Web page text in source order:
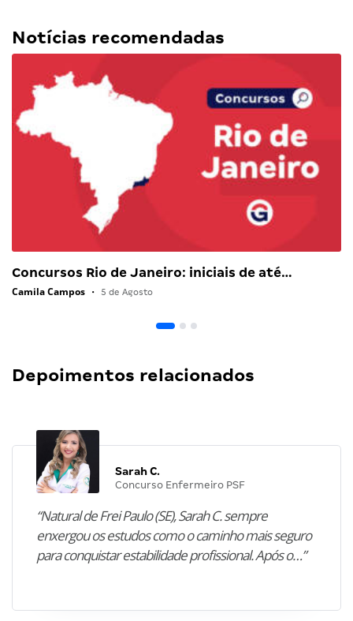
Notícias recomendadas
Concursos Rio de Janeiro: iniciais de até…
Camila Campos • 5 de Agosto
Depoimentos relacionados
Sarah C.
Concurso Enfermeiro PSF
“Natural de Frei Paulo (SE), Sarah C. sempre
enxergou os estudos como o caminho mais seguro
para conquistar estabilidade profissional. Após o…”